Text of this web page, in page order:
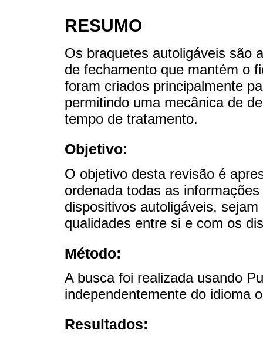
RESUMO
Os braquetes autoligáveis são
de fechamento que mantém o
foram criados principalmente
permitindo uma mecânica de
tempo de tratamento.
Objetivo:
O objetivo desta revisão é
ordenada todas as
dispositivos autoligáveis,
qualidades entre si e com os
Método:
A busca foi realizada usando
independentemente do idioma
Resultados: